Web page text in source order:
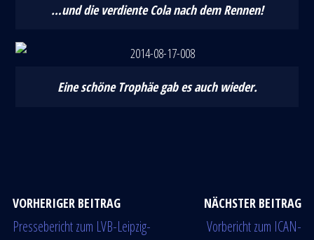
…und die verdiente Cola nach dem Rennen!
Eine schöne Trophäe gab es auch wieder.
VORHERIGER BEITRAG
Pressebericht zum LVB-Leipzig-
NÄCHSTER BEITRAG
Vorbericht zum ICAN-